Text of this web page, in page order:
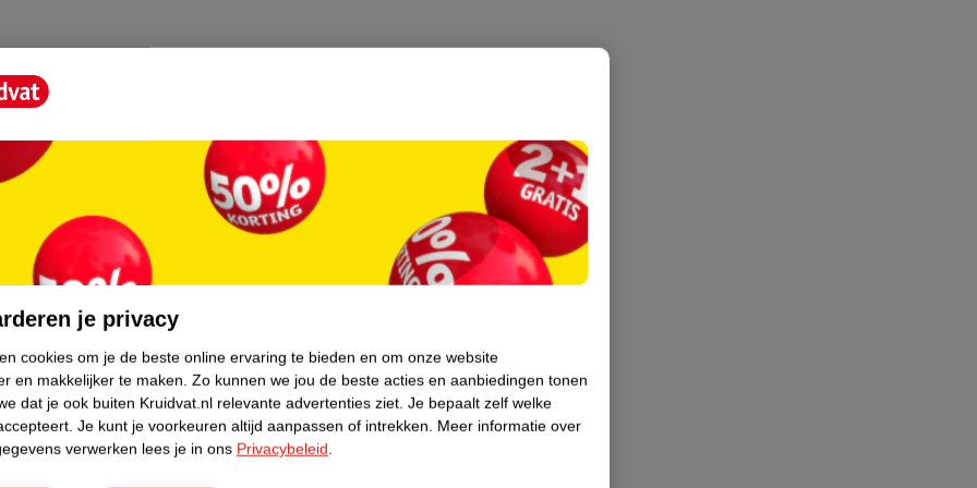
bij de stijl van de babykamer en de rest
tintje.
voor warme zomerdagen en -nachten. Het
waardoor het slaapklimaat van je baby
te krijgen.
is voor gebruik na het wassen. Dit
schone slaapzak nodig hebben.
4 maanden oud. Zo kan je kleintje veilig
je privacy
cookies om je de beste online ervaring te bieden en om onze website
en makkelijker te maken. Zo kunnen we jou de beste acties en aanbiedingen tonen
dat je ook buiten Kruidvat.nl relevante advertenties ziet. Je bepaalt zelf welke
Je kunt je voorkeuren altijd aanpassen of intrekken. Meer informatie over
verwerken lees je in ons Privacybeleid.